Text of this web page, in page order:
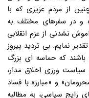
از مردم عزیزی که با
و در سفرهای مختلف به
نشدنی از عزم انقلابی
نمایم. بی تردید پیروز
که حماسه ای بزرگ
سیاست ورزی اخلاق مدار،
و «مبارزه با فساد
رایج سیاسی، به مطالبه